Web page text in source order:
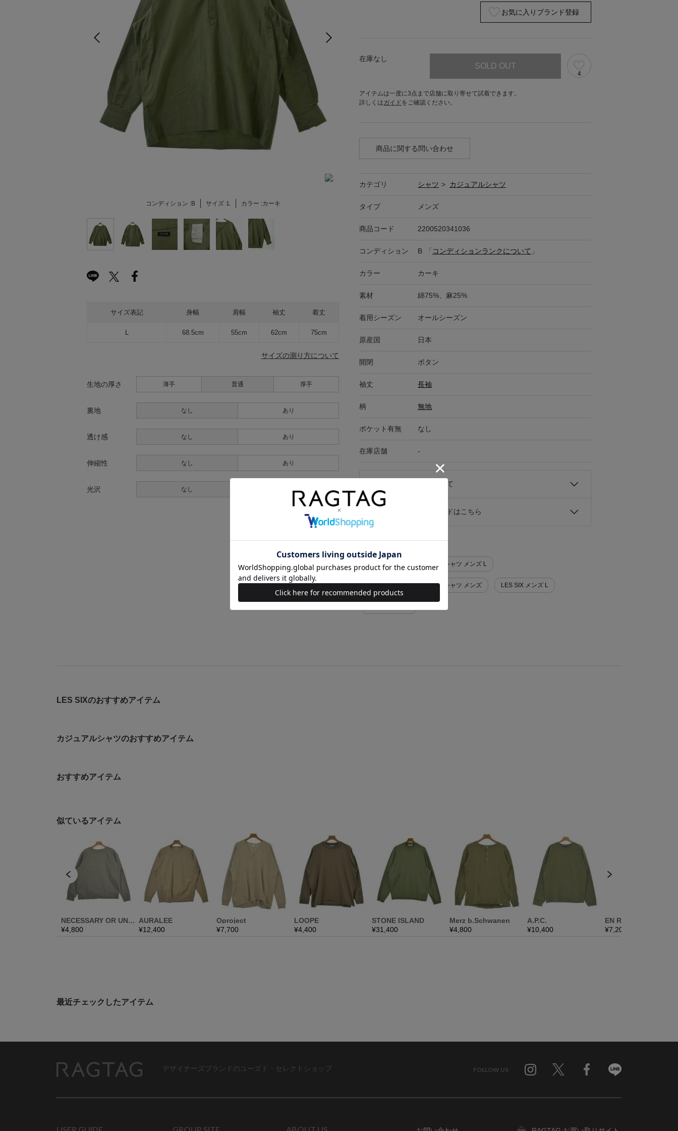
コンディション :B サイズ :L カラー :カーキ
サイズ表記 身幅 肩幅 袖丈 着丈
L 68.5cm 55cm 62cm 75cm
サイズの測り方について
生地の厚さ 薄手 普通 厚手
裏地 なし あり
透け感 なし あり
伸縮性 なし あり
光沢 なし あり
お気に入りブランド登録
在庫なし
SOLD OUT
4
アイテムは一度に3点まで店舗に取り寄せて試着できます。
詳しくはガイド をご確認ください。
商品に関する問い合わせ
カテゴリ シャツ > カジュアルシャツ
タイプ メンズ
商品コード 2200520341036
コンディション B 「 コンディションランクについて 」
カラー カーキ
素材 綿75%、麻25%
着用シーズン オールシーズン
原産国 日本
開閉 ボタン
袖丈 長袖
柄 無地
ポケット有無 なし
在庫店舗 -
キャンセル・返品について
お買い物時のご利用ガイドはこちら
似た条件で検索
LES SIX シャツ>カジュアルシャツ メンズ L
LES SIX シャツ>カジュアルシャツ メンズ LES SIX メンズ L
LES SIXのおすすめアイテム
カジュアルシャツのおすすめアイテム
おすすめアイテム
最近チェックしたアイテム
デザイナーズブランドのユーズド・セレクトショップ FOLLOW US